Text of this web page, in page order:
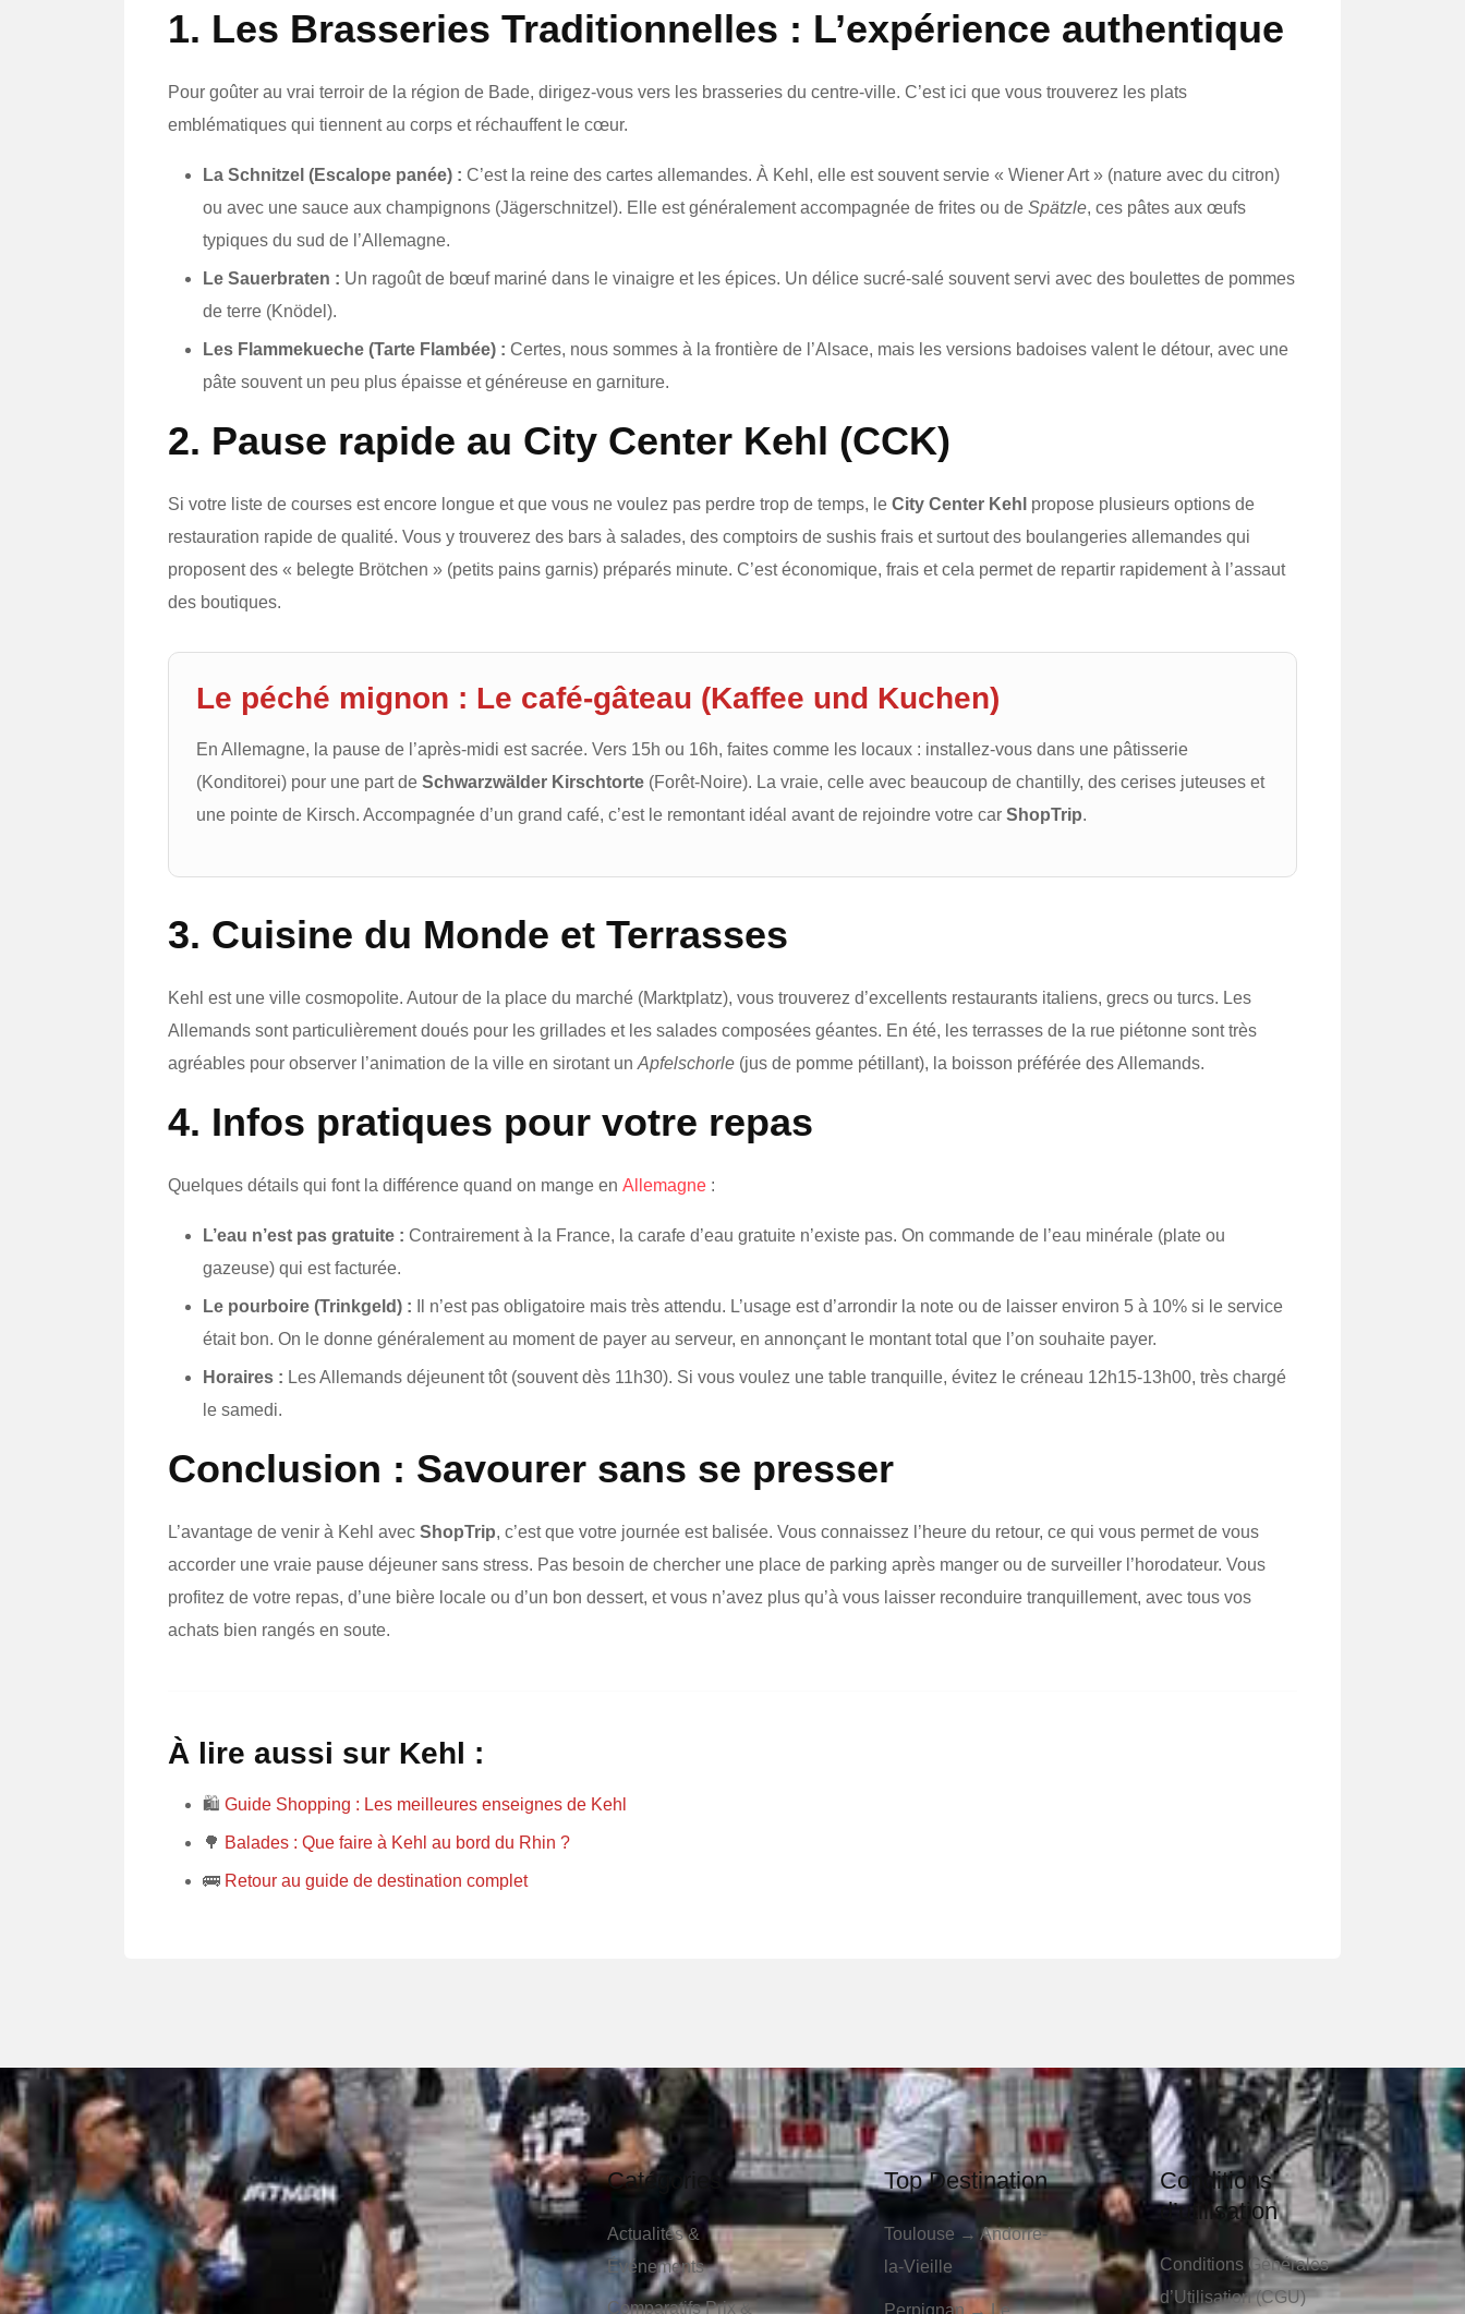
1. Les Brasseries Traditionnelles : L’expérience authentique
Pour goûter au vrai terroir de la région de Bade, dirigez-vous vers les brasseries du centre-ville. C’est ici que vous trouverez les plats
emblématiques qui tiennent au corps et réchauffent le cœur.
La Schnitzel (Escalope panée) : C’est la reine des cartes allemandes. À Kehl, elle est souvent servie « Wiener Art » (nature avec du citron)
ou avec une sauce aux champignons (Jägerschnitzel). Elle est généralement accompagnée de frites ou de Spätzle, ces pâtes aux œufs
typiques du sud de l’Allemagne.
Le Sauerbraten : Un ragoût de bœuf mariné dans le vinaigre et les épices. Un délice sucré-salé souvent servi avec des boulettes de pommes
de terre (Knödel).
Les Flammekueche (Tarte Flambée) : Certes, nous sommes à la frontière de l’Alsace, mais les versions badoises valent le détour, avec une
pâte souvent un peu plus épaisse et généreuse en garniture.
2. Pause rapide au City Center Kehl (CCK)
Si votre liste de courses est encore longue et que vous ne voulez pas perdre trop de temps, le City Center Kehl propose plusieurs options de
restauration rapide de qualité. Vous y trouverez des bars à salades, des comptoirs de sushis frais et surtout des boulangeries allemandes qui
proposent des « belegte Brötchen » (petits pains garnis) préparés minute. C’est économique, frais et cela permet de repartir rapidement à l’assaut
des boutiques.
Le péché mignon : Le café-gâteau (Kaffee und Kuchen)
En Allemagne, la pause de l’après-midi est sacrée. Vers 15h ou 16h, faites comme les locaux : installez-vous dans une pâtisserie
(Konditorei) pour une part de Schwarzwälder Kirschtorte (Forêt-Noire). La vraie, celle avec beaucoup de chantilly, des cerises juteuses et
une pointe de Kirsch. Accompagnée d’un grand café, c’est le remontant idéal avant de rejoindre votre car ShopTrip.
3. Cuisine du Monde et Terrasses
Kehl est une ville cosmopolite. Autour de la place du marché (Marktplatz), vous trouverez d’excellents restaurants italiens, grecs ou turcs. Les
Allemands sont particulièrement doués pour les grillades et les salades composées géantes. En été, les terrasses de la rue piétonne sont très
agréables pour observer l’animation de la ville en sirotant un Apfelschorle (jus de pomme pétillant), la boisson préférée des Allemands.
4. Infos pratiques pour votre repas
Quelques détails qui font la différence quand on mange en Allemagne :
L’eau n’est pas gratuite : Contrairement à la France, la carafe d’eau gratuite n’existe pas. On commande de l’eau minérale (plate ou
gazeuse) qui est facturée.
Le pourboire (Trinkgeld) : Il n’est pas obligatoire mais très attendu. L’usage est d’arrondir la note ou de laisser environ 5 à 10% si le service
était bon. On le donne généralement au moment de payer au serveur, en annonçant le montant total que l’on souhaite payer.
Horaires : Les Allemands déjeunent tôt (souvent dès 11h30). Si vous voulez une table tranquille, évitez le créneau 12h15-13h00, très chargé
le samedi.
Conclusion : Savourer sans se presser
L’avantage de venir à Kehl avec ShopTrip, c’est que votre journée est balisée. Vous connaissez l’heure du retour, ce qui vous permet de vous
accorder une vraie pause déjeuner sans stress. Pas besoin de chercher une place de parking après manger ou de surveiller l’horodateur. Vous
profitez de votre repas, d’une bière locale ou d’un bon dessert, et vous n’avez plus qu’à vous laisser reconduire tranquillement, avec tous vos
achats bien rangés en soute.
À lire aussi sur Kehl :
🛍️ Guide Shopping : Les meilleures enseignes de Kehl
🌳 Balades : Que faire à Kehl au bord du Rhin ?
🚌 Retour au guide de destination complet
Catégories
Actualités &
Événements
Comparatifs Prix &
Top Destination
Toulouse → Andorre-
la-Vieille
Perpignan → Le
Conditions
d’utilisation
Conditions Générales
d’Utilisation (CGU)